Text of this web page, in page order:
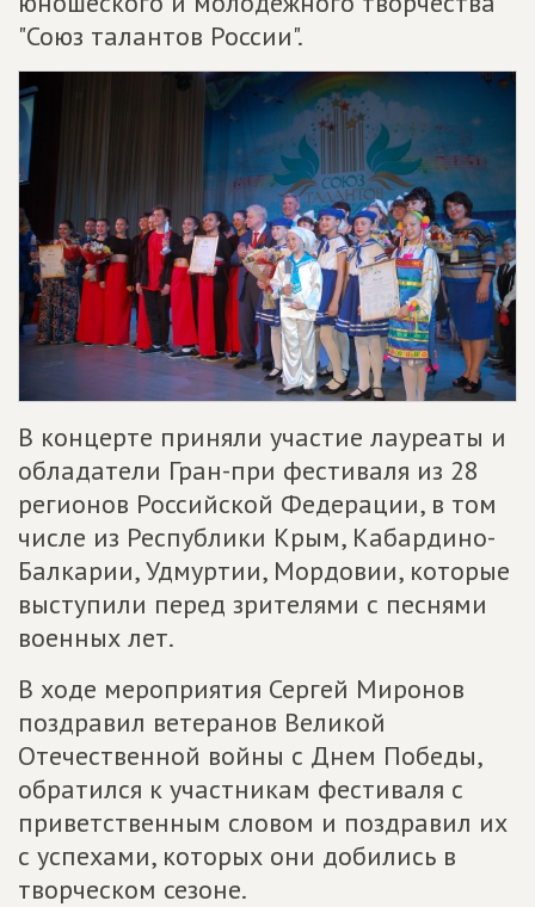
"Союз талантов России".
В концерте приняли участие лауреаты и
обладатели Гран-при фестиваля из 28
регионов Российской Федерации, в том
числе из Республики Крым, Кабардино-
Балкарии, Удмуртии, Мордовии, которые
выступили перед зрителями с песнями
военных лет.
В ходе мероприятия Сергей Миронов
поздравил ветеранов Великой
Отечественной войны с Днем Победы,
обратился к участникам фестиваля с
приветственным словом и поздравил их
с успехами, которых они добились в
творческом сезоне.